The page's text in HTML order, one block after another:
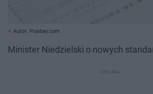
Autor: Pixabay.com
Minister Niedzielski o nowych